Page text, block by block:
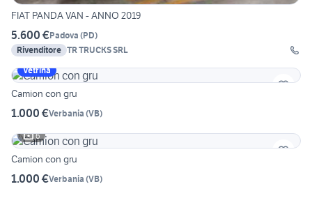
FIAT PANDA VAN - ANNO 2019
5.600 €Padova (PD)
Rivenditore TR TRUCKS SRL
Vetrina
Camion con gru
1.000 €Verbania (VB)
6
Camion con gru
1.000 €Verbania (VB)